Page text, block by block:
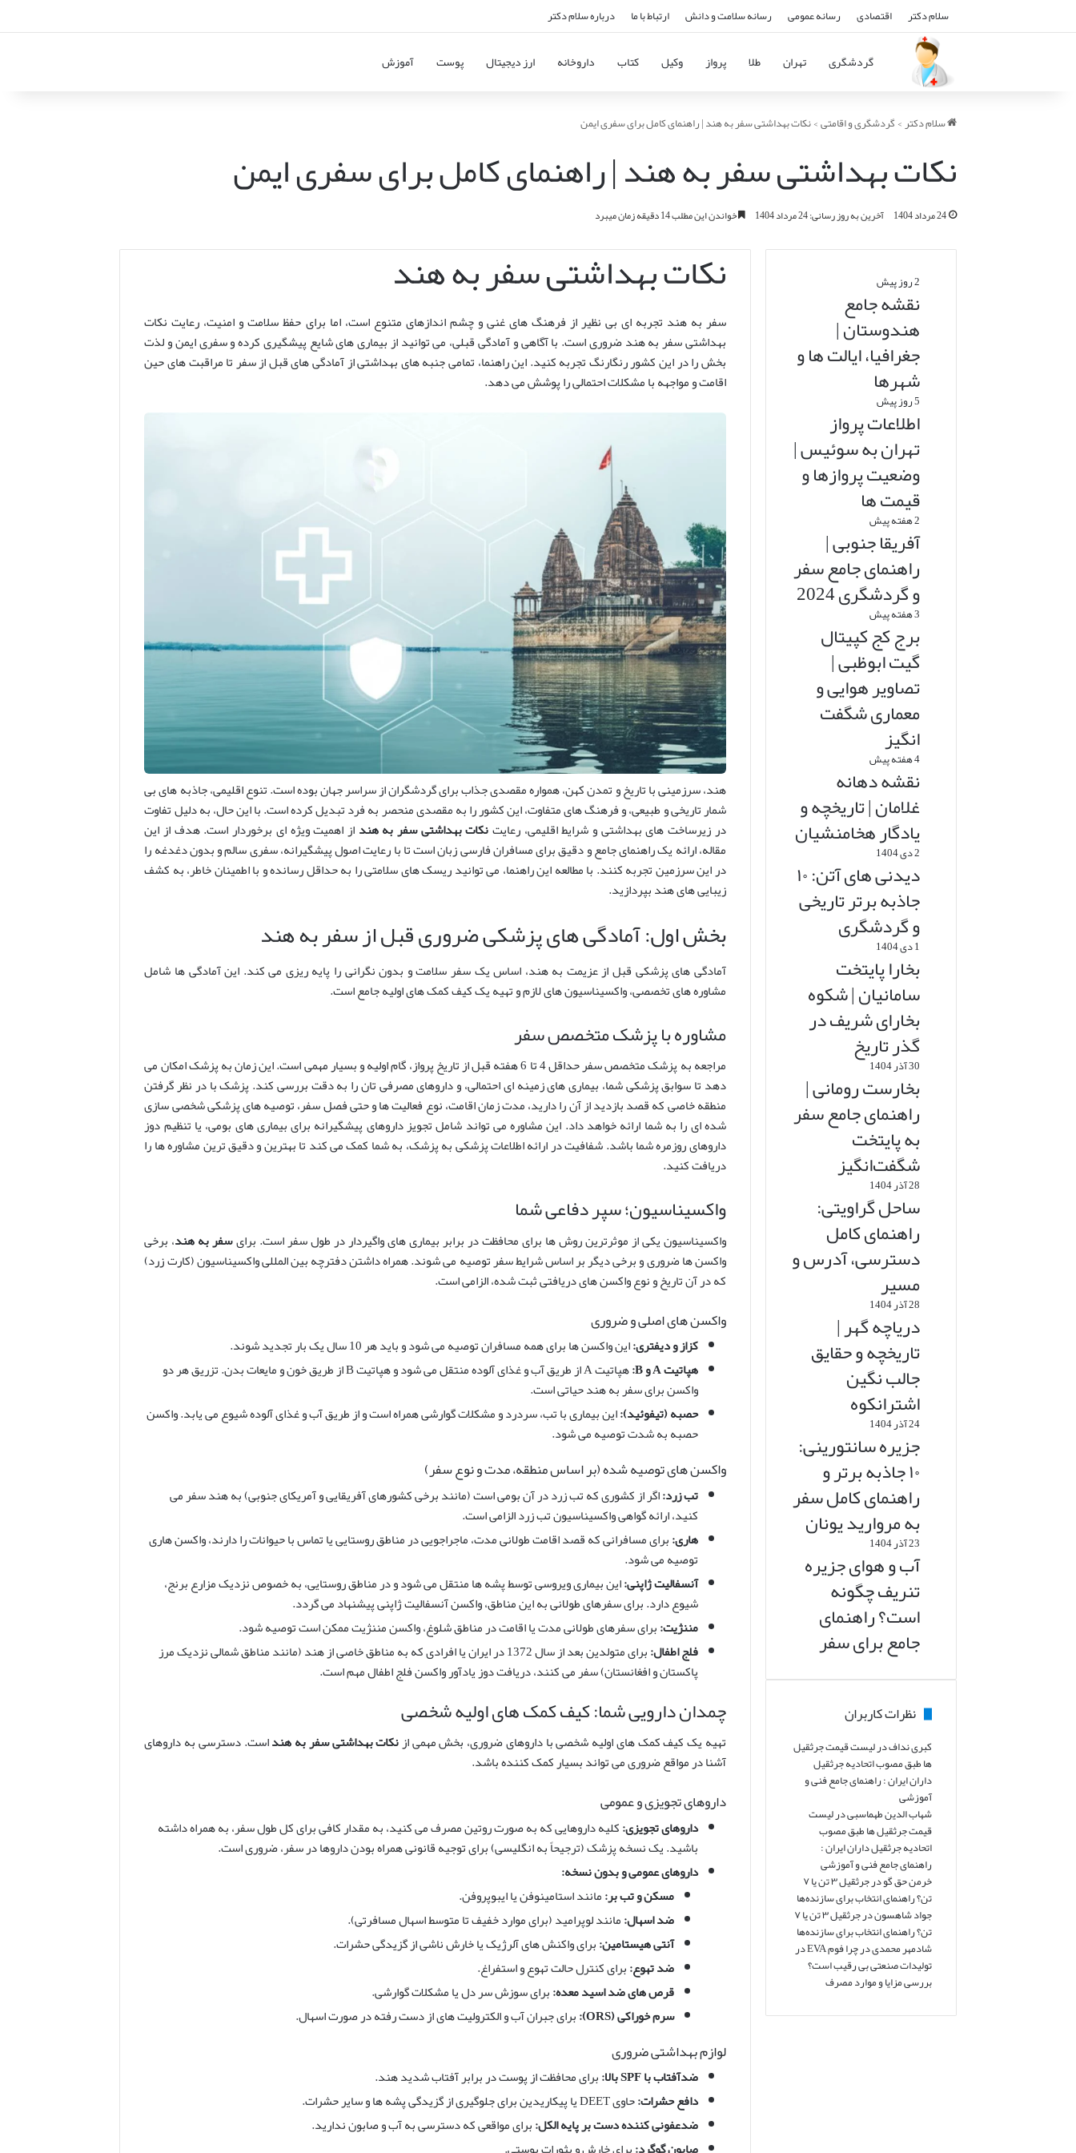
سلام دکتر اقتصادی رسانه عمومی رسانه سلامت و دانش ارتباط با ما درباره سلام دکتر
گردشگری تهران طلا پرواز وکیل کتاب داروخانه ارز دیجیتال پوست آموزش
سلام دکتر>گردشگری و اقامتی>نکات بهداشتی سفر به هند | راهنمای کامل برای سفری ایمن
نکات بهداشتی سفر به هند | راهنمای کامل برای سفری ایمن
24 مرداد 1404 آخرین به روز رسانی: 24 مرداد 1404 خواندن این مطلب 14 دقیقه زمان میبرد
نکات بهداشتی سفر به هند
سفر به هند تجربه ای بی نظیر از فرهنگ های غنی و چشم اندازهای متنوع است، اما برای حفظ سلامت و امنیت، رعایت نکات
بهداشتی سفر به هند ضروری است. با آگاهی و آمادگی قبلی، می توانید از بیماری های شایع پیشگیری کرده و سفری ایمن و لذت
بخش را در این کشور رنگارنگ تجربه کنید. این راهنما، تمامی جنبه های بهداشتی از آمادگی های قبل از سفر تا مراقبت های حین
اقامت و مواجهه با مشکلات احتمالی را پوشش می دهد.
هند، سرزمینی با تاریخ و تمدن کهن، همواره مقصدی جذاب برای گردشگران از سراسر جهان بوده است. تنوع اقلیمی، جاذبه های بی
شمار تاریخی و طبیعی، و فرهنگ های متفاوت، این کشور را به مقصدی منحصر به فرد تبدیل کرده است. با این حال، به دلیل تفاوت
در زیرساخت های بهداشتی و شرایط اقلیمی، رعایتنکات بهداشتی سفر به هند از اهمیت ویژه ای برخوردار است. هدف از این
مقاله، ارائه یک راهنمای جامع و دقیق برای مسافران فارسی زبان است تا با رعایت اصول پیشگیرانه، سفری سالم و بدون دغدغه را
در این سرزمین تجربه کنند. با مطالعه این راهنما، می توانید ریسک های سلامتی را به حداقل رسانده و با اطمینان خاطر، به کشف
زیبایی های هند بپردازید.
بخش اول: آمادگی های پزشکی ضروری قبل از سفر به هند
آمادگی های پزشکی قبل از عزیمت به هند، اساس یک سفر سلامت و بدون نگرانی را پایه ریزی می کند. این آمادگی ها شامل
مشاوره های تخصصی، واکسیناسیون های لازم و تهیه یک کیف کمک های اولیه جامع است.
مشاوره با پزشک متخصص سفر
مراجعه به پزشک متخصص سفر حداقل 4 تا 6 هفته قبل از تاریخ پرواز، گام اولیه و بسیار مهمی است. این زمان به پزشک امکان می
دهد تا سوابق پزشکی شما، بیماری های زمینه ای احتمالی، و داروهای مصرفی تان را به دقت بررسی کند. پزشک با در نظر گرفتن
منطقه خاصی که قصد بازدید از آن را دارید، مدت زمان اقامت، نوع فعالیت ها و حتی فصل سفر، توصیه های پزشکی شخصی سازی
شده ای را به شما ارائه خواهد داد. این مشاوره می تواند شامل تجویز داروهای پیشگیرانه برای بیماری های بومی، یا تنظیم دوز
داروهای روزمره شما باشد. شفافیت در ارائه اطلاعات پزشکی به پزشک، به شما کمک می کند تا بهترین و دقیق ترین مشاوره ها را
دریافت کنید.
واکسیناسیون؛ سپر دفاعی شما
واکسیناسیون یکی از موثرترین روش ها برای محافظت در برابر بیماری های واگیردار در طول سفر است. برایسفر به هند، برخی
واکسن ها ضروری و برخی دیگر بر اساس شرایط سفر توصیه می شوند. همراه داشتن دفترچه بین المللی واکسیناسیون (کارت زرد)
که در آن تاریخ و نوع واکسن های دریافتی ثبت شده، الزامی است.
واکسن های اصلی و ضروری
کزاز و دیفتری:این واکسن ها برای همه مسافران توصیه می شود و باید هر 10 سال یک بار تجدید شوند.
هپاتیت A و B:
هپاتیت A از طریق آب و غذای آلوده منتقل می شود و هپاتیت B از طریق خون و مایعات بدن. تزریق هر دو
واکسن برای سفر به هند حیاتی است.
حصبه (تیفوئید):این بیماری با تب، سردرد و مشکلات گوارشی همراه است و از طریق آب و غذای آلوده شیوع می یابد. واکسن
حصبه به شدت توصیه می شود.
واکسن های توصیه شده (بر اساس منطقه، مدت و نوع سفر)
تب زرد:اگر از کشوری که تب زرد در آن بومی است (مانند برخی کشورهای آفریقایی و آمریکای جنوبی) به هند سفر می
کنید، ارائه گواهی واکسیناسیون تب زرد الزامی است.
هاری:برای مسافرانی که قصد اقامت طولانی مدت، ماجراجویی در مناطق روستایی یا تماس با حیوانات را دارند، واکسن هاری
توصیه می شود.
آنسفالیت ژاپنی:این بیماری ویروسی توسط پشه ها منتقل می شود و در مناطق روستایی، به خصوص نزدیک مزارع برنج،
شیوع دارد. برای سفرهای طولانی به این مناطق، واکسن آنسفالیت ژاپنی پیشنهاد می گردد.
مننژیت:برای سفرهای طولانی مدت یا اقامت در مناطق شلوغ، واکسن مننژیت ممکن است توصیه شود.
فلج اطفال:
برای متولدین بعد از سال 1372 در ایران یا افرادی که به مناطق خاصی از هند (مانند مناطق شمالی نزدیک مرز
پاکستان و افغانستان) سفر می کنند، دریافت دوز یادآور واکسن فلج اطفال مهم است.
چمدان دارویی شما: کیف کمک های اولیه شخصی
تهیه یک کیف کمک های اولیه شخصی با داروهای ضروری، بخش مهمی ازنکات بهداشتی سفر به هنداست. دسترسی به داروهای
آشنا در مواقع ضروری می تواند بسیار کمک کننده باشد.
داروهای تجویزی و عمومی
داروهای تجویزی:کلیه داروهایی که به صورت روتین مصرف می کنید، به مقدار کافی برای کل طول سفر، به همراه داشته
باشید. یک نسخه پزشک (ترجیحاً به انگلیسی) برای توجیه قانونی همراه بودن داروها در سفر، ضروری است.
داروهای عمومی و بدون نسخه:
مسکن و تب بر:مانند استامینوفن یا ایبوپروفن.
ضد اسهال:مانند لوپرامید (برای موارد خفیف تا متوسط اسهال مسافرتی).
آنتی هیستامین:برای واکنش های آلرژیک یا خارش ناشی از گزیدگی حشرات.
ضد تهوع:برای کنترل حالت تهوع و استفراغ.
قرص های ضد اسید معده:برای سوزش سر دل یا مشکلات گوارشی.
سرم خوراکی (ORS):
برای جبران آب و الکترولیت های از دست رفته در صورت اسهال.
لوازم بهداشتی ضروری
ضدآفتاب با SPF بالا:
برای محافظت از پوست در برابر آفتاب شدید هند.
دافع حشرات:حاوی DEET یا پیکاریدین برای جلوگیری از گزیدگی پشه ها و سایر حشرات.
ضدعفونی کننده دست بر پایه الکل:برای مواقعی که دسترسی به آب و صابون ندارید.
2 روز پیش
نقشه جامع
هندوستان |
جغرافیا، ایالت ها و
شهرها
5 روز پیش
اطلاعات پرواز
تهران به سوئیس |
وضعیت پروازها و
قیمت ها
2 هفته پیش
آفریقا جنوبی |
راهنمای جامع سفر
و گردشگری 2024
3 هفته پیش
برج کج کپیتال
گیت ابوظبی |
تصاویر هوایی و
معماری شگفت
انگیز
4 هفته پیش
نقشه دهانه
غلامان | تاریخچه و
یادگار هخامنشیان
2 دی 1404
دیدنی های آتن: ۱۰
جاذبه برتر تاریخی
و گردشگری
1 دی 1404
بخارا پایتخت
سامانیان | شکوه
بخارای شریف در
گذر تاریخ
30 آذر 1404
بخارست رومانی |
راهنمای جامع سفر
به پایتخت
شگفت‌انگیز
28 آذر 1404
ساحل گراویتی:
راهنمای کامل
دسترسی، آدرس و
مسیر
28 آذر 1404
دریاچه گهر |
تاریخچه و حقایق
جالب نگین
اشترانکوه
24 آذر 1404
جزیره سانتورینی:
۱۰ جاذبه برتر و
راهنمای کامل سفر
به مروارید یونان
23 آذر 1404
آب و هوای جزیره
تنریف چگونه
است؟ راهنمای
جامع برای سفر
نظرات کاربران
کبری ندافدرلیست قیمت جرثقیل
ها طبق مصوب اتحادیه جرثقیل
داران ایران : راهنمای جامع فنی و
آموزشی
شهاب الدین طهماسبیدرلیست
قیمت جرثقیل ها طبق مصوب
اتحادیه جرثقیل داران ایران :
راهنمای جامع فنی و آموزشی
خرمن حق گودر
جرثقیل ۳ تن یا ۷
تن؟ راهنمای انتخاب برای سازنده‌ها
جواد شاهسوندر
جرثقیل ۳ تن یا ۷
تن؟ راهنمای انتخاب برای سازنده‌ها
شادمهر محمدیدر
چرا فوم EVA در
تولیدات صنعتی بی رقیب است؟
بررسی مزایا و موارد مصرف